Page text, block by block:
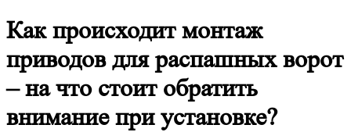
Как происходит монтаж
приводов для распашных ворот
– на что стоит обратить
внимание при установке?